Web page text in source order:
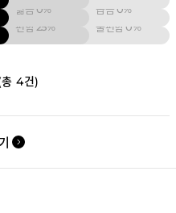
넓음 0% 좁음0%
편함 25% 불편함 0%
4건)